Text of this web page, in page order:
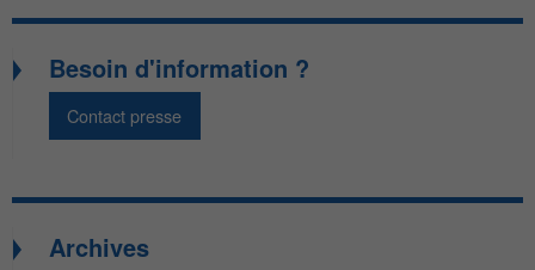
Besoin d'information ?
Contact presse
Archives